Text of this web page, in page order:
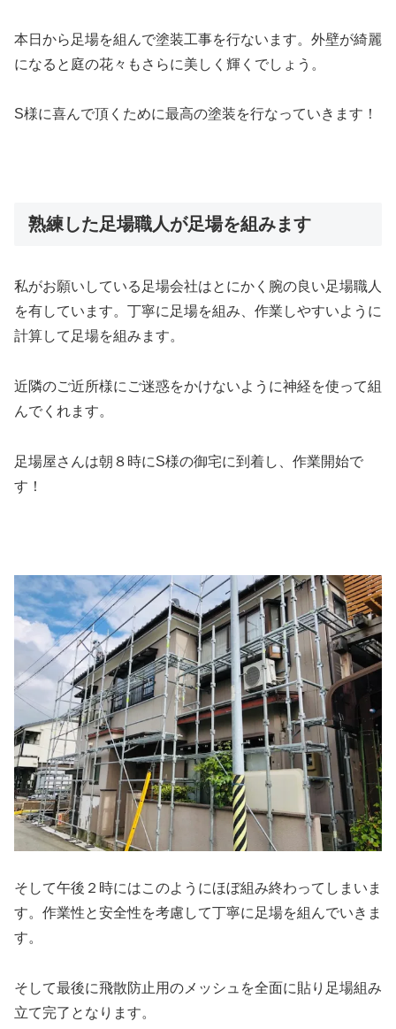
本日から足場を組んで塗装工事を行ないます。外壁が綺麗
になると庭の花々もさらに美しく輝くでしょう。
S様に喜んで頂くために最高の塗装を行なっていきます！
熟練した足場職人が足場を組みます
私がお願いしている足場会社はとにかく腕の良い足場職人
を有しています。丁寧に足場を組み、作業しやすいように
計算して足場を組みます。
近隣のご近所様にご迷惑をかけないように神経を使って組
んでくれます。
足場屋さんは朝８時にS様の御宅に到着し、作業開始で
す！
そして午後２時にはこのようにほぼ組み終わってしまいま
す。作業性と安全性を考慮して丁寧に足場を組んでいきま
す。
そして最後に飛散防止用のメッシュを全面に貼り足場組み
立て完了となります。